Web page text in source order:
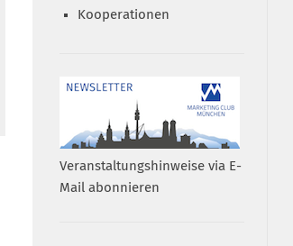
Kooperationen
Veranstaltungshinweise via E-
Mail abonnieren